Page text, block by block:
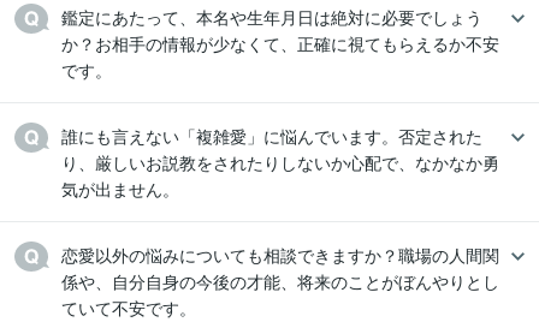
鑑定にあたって、本名や生年月日は絶対に必要でしょう
か？お相手の情報が少なくて、正確に視てもらえるか不安
です。
誰にも言えない「複雑愛」に悩んでいます。否定された
り、厳しいお説教をされたりしないか心配で、なかなか勇
気が出ません。
恋愛以外の悩みについても相談できますか？職場の人間関
係や、自分自身の今後の才能、将来のことがぼんやりとし
ていて不安です。